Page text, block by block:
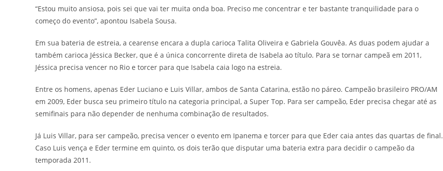
“Estou muito ansiosa, pois sei que vai ter muita onda boa. Preciso me concentrar e ter bastante tranquilidade para o
começo do evento”, apontou Isabela Sousa.
Em sua bateria de estreia, a cearense encara a dupla carioca Talita Oliveira e Gabriela Gouvêa. As duas podem ajudar a
também carioca Jéssica Becker, que é a única concorrente direta de Isabela ao título. Para se tornar campeã em 2011,
Jéssica precisa vencer no Rio e torcer para que Isabela caia logo na estreia.
Entre os homens, apenas Eder Luciano e Luis Villar, ambos de Santa Catarina, estão no páreo. Campeão brasileiro PRO/AM
em 2009, Eder busca seu primeiro título na categoria principal, a Super Top. Para ser campeão, Eder precisa chegar até as
semifinais para não depender de nenhuma combinação de resultados.
Já Luis Villar, para ser campeão, precisa vencer o evento em Ipanema e torcer para que Eder caia antes das quartas de final.
Caso Luis vença e Eder termine em quinto, os dois terão que disputar uma bateria extra para decidir o campeão da
temporada 2011.